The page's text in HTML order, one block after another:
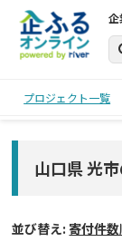
企
プロジェクト一覧
山口県 光
並び替え: 寄付件